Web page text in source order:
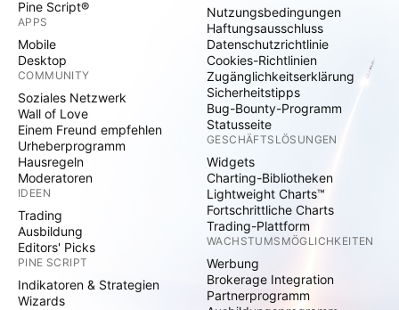
Pine Script®
APPS
Mobile
Desktop
COMMUNITY
Soziales Netzwerk
Wall of Love
Einem Freund empfehlen
Urheberprogramm
Hausregeln
Moderatoren
IDEEN
Trading
Ausbildung
Editors' Picks
PINE SCRIPT
Indikatoren & Strategien
Wizards
Nutzungsbedingungen
Haftungsausschluss
Datenschutzrichtlinie
Cookies-Richtlinien
Zugänglichkeitserklärung
Sicherheitstipps
Bug-Bounty-Programm
Statusseite
GESCHÄFTSLÖSUNGEN
Widgets
Charting-Bibliotheken
Lightweight Charts™
Fortschrittliche Charts
Trading-Plattform
WACHSTUMSMÖGLICHKEITEN
Werbung
Brokerage Integration
Partnerprogramm